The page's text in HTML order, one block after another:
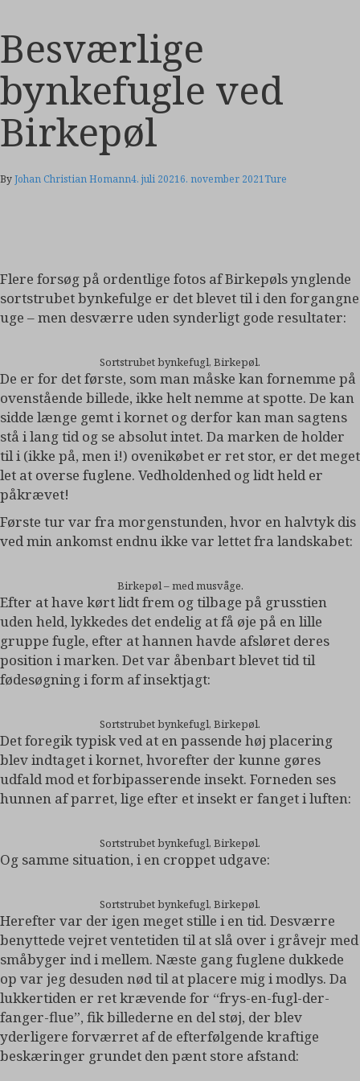
Besværlige
bynkefugle ved
Birkepøl
ByJohan Christian Homann4. juli 20216. november 2021Ture
Flere forsøg på ordentlige fotos af Birkepøls ynglende
sortstrubet bynkefulge er det blevet til i den forgangne
uge – men desværre uden synderligt gode resultater:
Sortstrubet bynkefugl, Birkepøl.
De er for det første, som man måske kan fornemme på
ovenstående billede, ikke helt nemme at spotte. De kan
sidde længe gemt i kornet og derfor kan man sagtens
stå i lang tid og se absolut intet. Da marken de holder
til i (ikke på, men i!) ovenikøbet er ret stor, er det meget
let at overse fuglene. Vedholdenhed og lidt held er
påkrævet!
Første tur var fra morgenstunden, hvor en halvtyk dis
ved min ankomst endnu ikke var lettet fra landskabet:
Birkepøl – med musvåge.
Efter at have kørt lidt frem og tilbage på grusstien
uden held, lykkedes det endelig at få øje på en lille
gruppe fugle, efter at hannen havde afsløret deres
position i marken. Det var åbenbart blevet tid til
fødesøgning i form af insektjagt:
Sortstrubet bynkefugl, Birkepøl.
Det foregik typisk ved at en passende høj placering
blev indtaget i kornet, hvorefter der kunne gøres
udfald mod et forbipasserende insekt. Forneden ses
hunnen af parret, lige efter et insekt er fanget i luften:
Sortstrubet bynkefugl, Birkepøl.
Og samme situation, i en croppet udgave:
Sortstrubet bynkefugl, Birkepøl.
Herefter var der igen meget stille i en tid. Desværre
benyttede vejret ventetiden til at slå over i gråvejr med
småbyger ind i mellem. Næste gang fuglene dukkede
op var jeg desuden nød til at placere mig i modlys. Da
lukkertiden er ret krævende for “frys-en-fugl-der-
fanger-flue”, fik billederne en del støj, der blev
yderligere forværret af de efterfølgende kraftige
beskæringer grundet den pænt store afstand: